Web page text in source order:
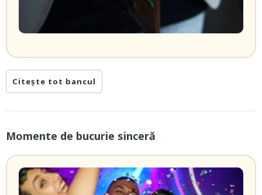
Citește tot bancul
Momente de bucurie sinceră